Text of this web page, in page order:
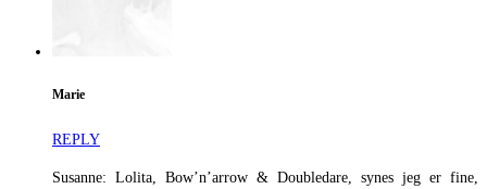
Marie
REPLY
Susanne: Lolita, Bow’n’arrow & Doubledare, synes jeg er fine,